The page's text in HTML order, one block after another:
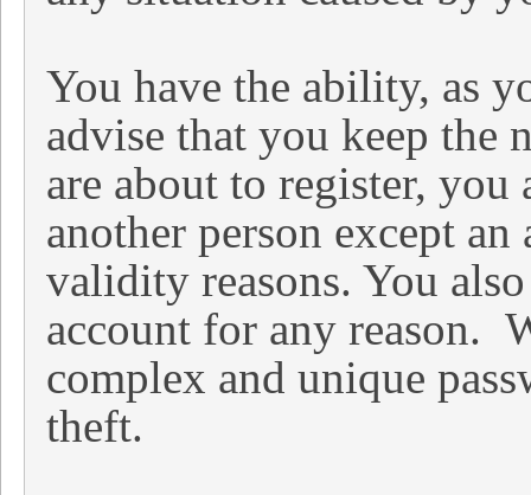
You have the ability, as
advise that you keep the
are about to register,
another person except
validity reasons. You
account for any reason.
complex and unique
theft.